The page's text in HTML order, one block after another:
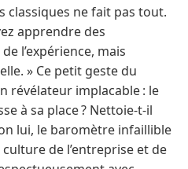
classiques ne fait pas tout.
apprendre des
l’expérience, mais
» Ce petit geste du
révélateur implacable : le
à sa place ? Nettoie-t-il
lui, le baromètre infaillible
de l’entreprise et de